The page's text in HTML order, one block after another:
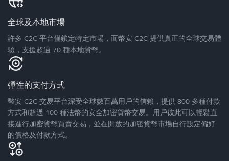
全球及本地市場
許多 C2C 平台僅鎖定特定市場，而幣安 C2C 提供真正的全球交易體
驗，支援超過 70 種本地貨幣。
彈性的支付方式
幣安 C2C 交易平台深受全球數百萬用戶的信賴，提供 800 多種付款
方式和超過 100 種法幣的安全加密貨幣交易。用戶彼此可以輕鬆直
接進行加密貨幣買賣交易，並在開放的加密貨幣市場自行設定偏好
的價格及付款方式。